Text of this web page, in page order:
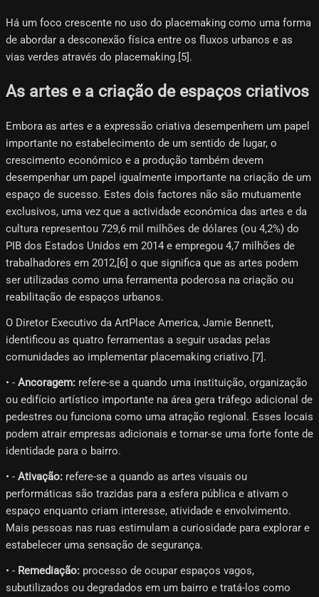
Há um foco crescente no uso do placemaking como uma forma
de abordar a desconexão física entre os fluxos urbanos e as
vias verdes através do placemaking.[5]​.
As artes e a criação de espaços criativos
Embora as artes e a expressão criativa desempenhem um papel
importante no estabelecimento de um sentido de lugar, o
crescimento económico e a produção também devem
desempenhar um papel igualmente importante na criação de um
espaço de sucesso. Estes dois factores não são mutuamente
exclusivos, uma vez que a actividade económica das artes e da
cultura representou 729,6 mil milhões de dólares (ou 4,2%) do
PIB dos Estados Unidos em 2014 e empregou 4,7 milhões de
trabalhadores em 2012,[6]​ o que significa que as artes podem
ser utilizadas como uma ferramenta poderosa na criação ou
reabilitação de espaços urbanos.
O Diretor Executivo da ArtPlace America, Jamie Bennett,
identificou as quatro ferramentas a seguir usadas pelas
comunidades ao implementar placemaking criativo.[7]​.
• - Ancoragem: refere-se a quando uma instituição, organização
ou edifício artístico importante na área gera tráfego adicional de
pedestres ou funciona como uma atração regional. Esses locais
podem atrair empresas adicionais e tornar-se uma forte fonte de
identidade para o bairro.
• - Ativação: refere-se a quando as artes visuais ou
performáticas são trazidas para a esfera pública e ativam o
espaço enquanto criam interesse, atividade e envolvimento.
Mais pessoas nas ruas estimulam a curiosidade para explorar e
estabelecer uma sensação de segurança.
• - Remediação: processo de ocupar espaços vagos,
subutilizados ou degradados em um bairro e tratá-los como